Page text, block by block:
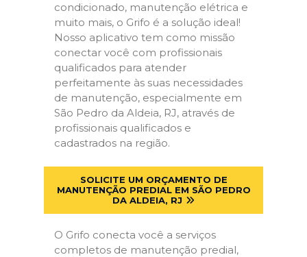
condicionado, manutenção elétrica e
muito mais, o Grifo é a solução ideal!
Nosso aplicativo tem como missão
conectar você com profissionais
qualificados para atender
perfeitamente às suas necessidades
de manutenção, especialmente em
São Pedro da Aldeia, RJ, através de
profissionais qualificados e
cadastrados na região.
SOLICITE UM ORÇAMENTO DE
MANUTENÇÃO PREDIAL EM SÃO PEDRO
DA ALDEIA, RJ
O Grifo conecta você a serviços
completos de manutenção predial,